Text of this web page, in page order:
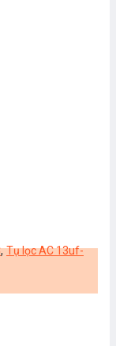
,Tụ lọc AC 13uf-